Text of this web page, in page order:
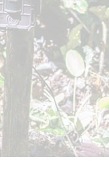
COOKIES, WIR
unser Angebot
zu gestalten &
der Zugriffe auf die
dazu findest du in
Unter
kannst du verwalten,
Cookies gesetzt werden.
kannst du über den
Link im Footer der
widerrufen.